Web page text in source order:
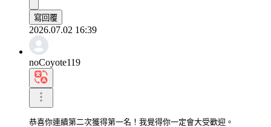
寫回覆
2026.07.02 16:39
noCoyote119
恭喜你連續第二次獲得第一名！我覺得你一定會大受歡迎。